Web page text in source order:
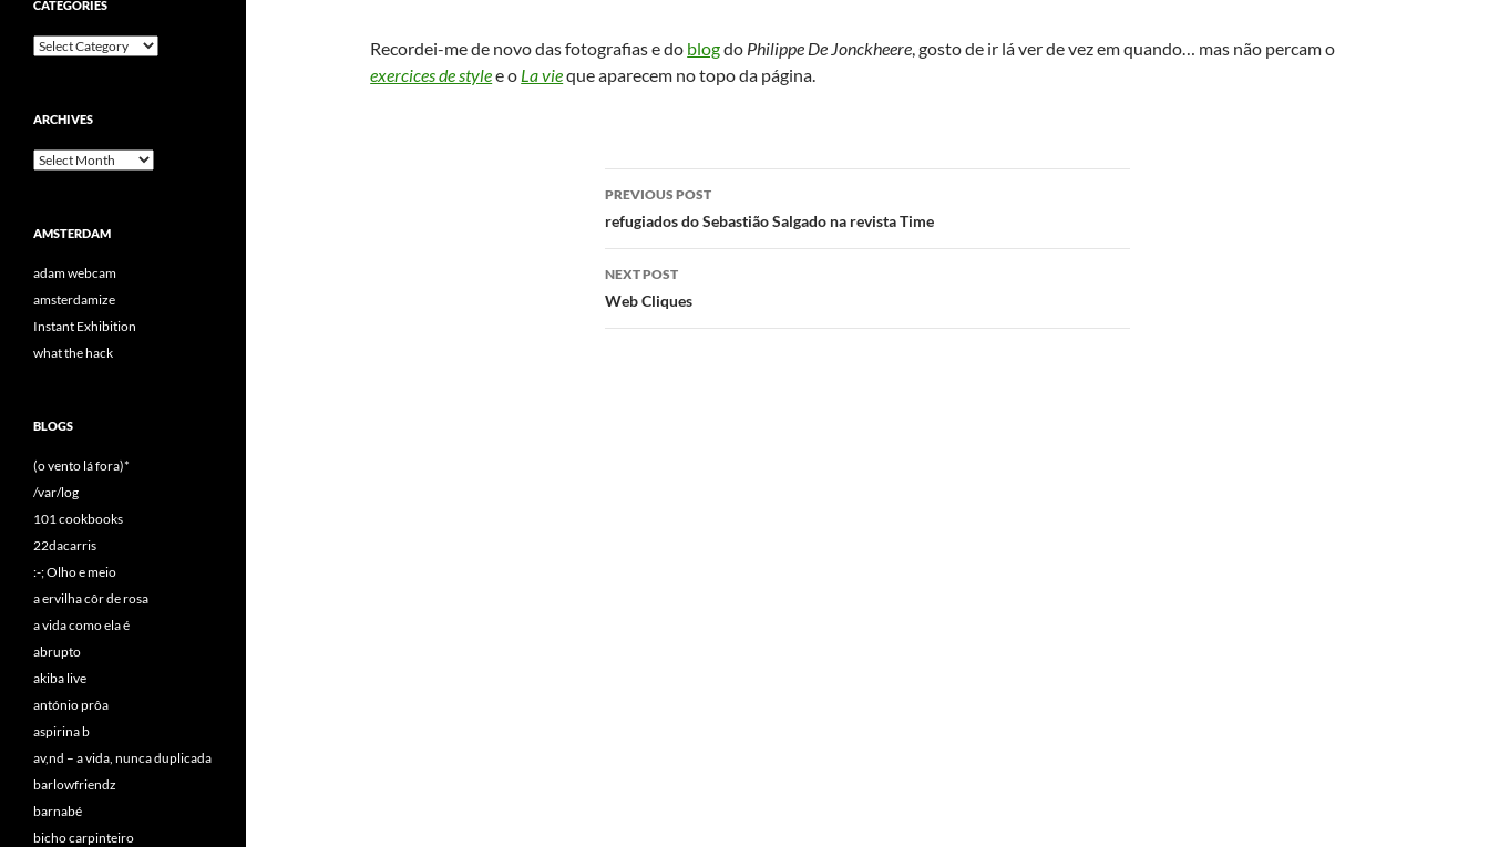
Recordei-me de novo das fotografias e do blogdo Philippe De Jonckheere, gosto de ir lá ver de vez em quando… mas não percam o
exercices de stylee o La vieque aparecem no topo da página.
Post
navigation
PREVIOUS POST
refugiados do Sebastião Salgado na revista Time
NEXT POST
Web Cliques
CATEGORIES
Categories
ARCHIVES
Archives
AMSTERDAM
adam webcam
amsterdamize
Instant Exhibition
what the hack
BLOGS
(o vento lá fora)*
/var/log
101 cookbooks
22dacarris
:-; Olho e meio
a ervilha côr de rosa
a vida como ela é
abrupto
akiba live
antónio prôa
aspirina b
av,nd – a vida, nunca duplicada
barlowfriendz
barnabé
bicho carpinteiro